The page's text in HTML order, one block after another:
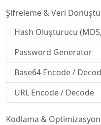
Şifreleme & Veri
Hash Oluşturucu
Password Generator
Base64 Encode /
URL Encode / Decode
Kodlama & Optimizasyon